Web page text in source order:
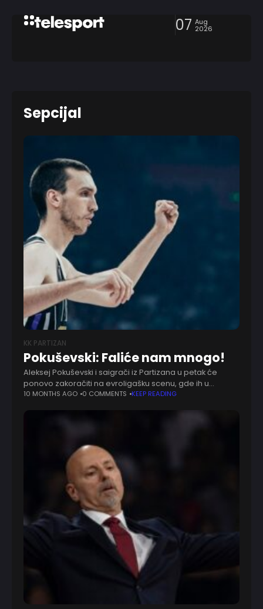
07 Aug
2026
Sepcijal
KK PARTIZAN
Pokuševski: Faliće nam mnogo!
Aleksej Pokuševski i saigrači iz Partizana u petak će
ponovo zakoračiti na evroligašku scenu, gde ih u
beogradskoj Areni čeka duel sa ambicioznim Parizom —
10 MONTHS AGO 0 COMMENTS KEEP READING